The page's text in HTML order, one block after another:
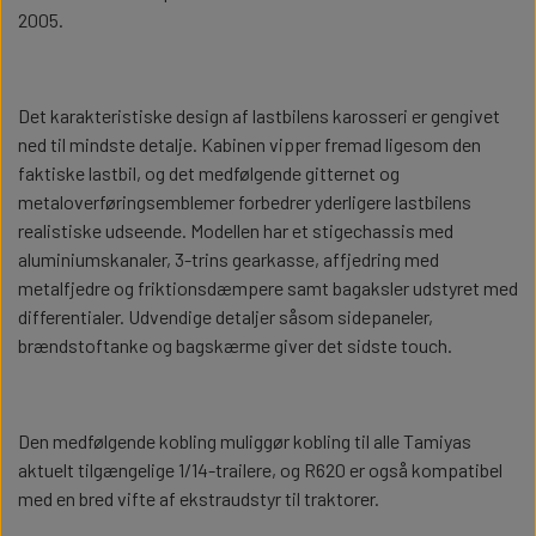
2 AKSLET
3 AKSLET
4 AKSLET
TRAILER
ANHÆNGER
DIODER
1,8 MM DIODE
2,0 MM DIODER
2X5 MM DIODER
LEDNINGER
KRYMPEFLEX OG SPIRAL SLANGE
ROTORBLINK
LASTBIL OPBYGNING
DÆK OG FÆLGE
KARDAN
FØRERHUS TILBEHØR
TRAILER OG PÅHÆNGSVOGN
OPBYGNING
DÆK OG FÆLGE
KONGEBOLT
TIP SYSTEMER
TILBEHØR
BOR OG SNITTAPPER
VÆRKTØJ
HYDRAULIK
LEIMBACH
KÆDER, WIRE OG TILBEHØR
LASTBILER
2 AKSLET
3 AKSLET
TRAILER
ANHÆNGER
ELEKTRONIK
DIODER
1,8 MM DIODE
3 MM DIODE
LEDNINGER
MODSTANDE
LASTBIL OPBYGNING
DÆK OG FÆLGE
AKSLER OG STYRTØJ
TRAILER OG PÅHÆNGSVOGN
DÆK OG FÆLGE
TILBEHØR
2005.
Det karakteristiske design af lastbilens karosseri er gengivet
ned til mindste detalje. Kabinen vipper fremad ligesom den
faktiske lastbil, og det medfølgende gitternet og
metaloverføringsemblemer forbedrer yderligere lastbilens
realistiske udseende. Modellen har et stigechassis med
aluminiumskanaler, 3-trins gearkasse, affjedring med
metalfjedre og friktionsdæmpere samt bagaksler udstyret med
differentialer. Udvendige detaljer såsom sidepaneler,
brændstoftanke og bagskærme giver det sidste touch.
Den medfølgende kobling muliggør kobling til alle Tamiyas
aktuelt tilgængelige 1/14-trailere, og R620 er også kompatibel
med en bred vifte af ekstraudstyr til traktorer.